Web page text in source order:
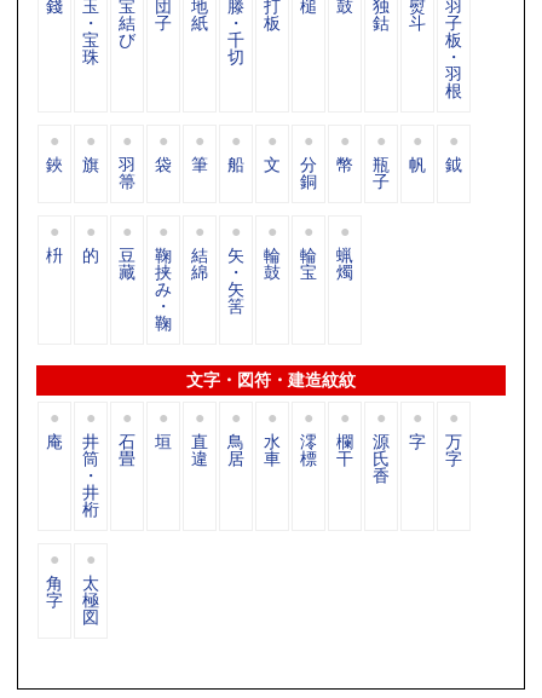
錢 玉
・
宝
珠
宝
結
び
団
子
地
紙
滕
・
千
切
打
板
槌 鼓 独
鈷
熨
斗
羽
子
板
・
羽
根
鋏 旗 羽
箒
袋 筆 船 文 分
銅
幣 瓶
子
帆 鉞
枡 的 豆
藏
鞠
挟
み
・
鞠
結
綿
矢
・
矢
筈
輪
鼓
輪
宝
蝋
燭
文字・図符・建造紋紋
庵 井
筒
・
井
桁
石
畳
垣 直
違
鳥
居
水
車
澪
標
欄
干
源
氏
香
字 万
字
角
字
太
極
図